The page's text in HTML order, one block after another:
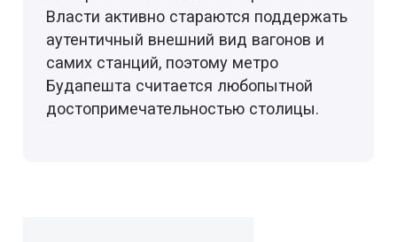
Власти активно стараются поддержать
аутентичный внешний вид вагонов и
самих станций, поэтому метро
Будапешта считается любопытной
достопримечательностью столицы.